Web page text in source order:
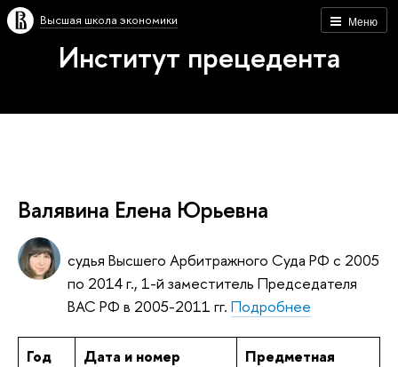
Меню
Высшая школа экономики
Институт прецедента
Валявина Елена Юрьевна
судья Высшего Арбитражного Суда РФ с 2005
по 2014 г., 1-й заместитель Председателя
ВАС РФ в 2005-2011 гг. Подробнее
Год
Дата и номер
Предметная